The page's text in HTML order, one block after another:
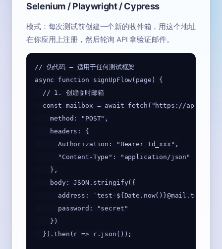
Selenium / Playwright / Cypress
模式：每次测试前创建一个新的收件箱，用这个地址
在你应用上注册，然后轮询 API 拿验证邮件。
// 伪代码 — 适用于任何测试框架
async function signUpFlow(page) {
  // 1. 创建临时邮箱
const mailbox = await fetch("https://
    method: "POST",
    headers: {
      Authorization: "Bearer td_xxx",
      "Content-Type": "application/json"
    },
    body: JSON.stringify({
      address: `test-${Date.now()}@mail.td`,
      password: "secret"
    })
  }).then(r => r.json());